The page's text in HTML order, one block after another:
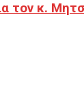
τον κ.